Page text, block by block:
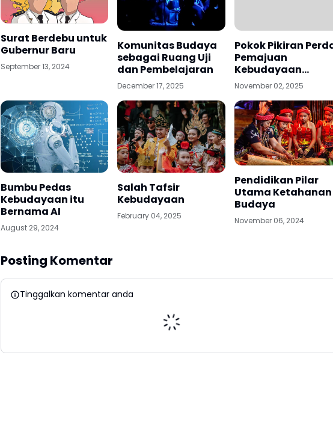
Surat Berdebu untuk
Gubernur Baru
September 13, 2024
Komunitas Budaya
sebagai Ruang Uji
dan Pembelajaran
December 17, 2025
Pokok Pikiran
Pemajuan
Kebudayaan
Daeerah
November 02, 2025
Bumbu Pedas
Kebudayaan itu
Bernama AI
August 29, 2024
Salah Tafsir
Kebudayaan
February 04, 2025
Pendidikan Pilar
Utama Ketahanan
Budaya
November 06, 2024
Posting Komentar
Tinggalkan komentar anda